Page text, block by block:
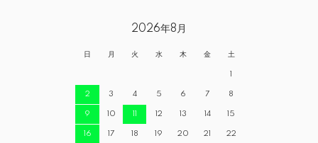
2026年8月
日 月 火 水 木 金 土
1
2 3 4 5 6 7 8
9 10 11 12 13 14 15
16 17 18 19 20 21 22